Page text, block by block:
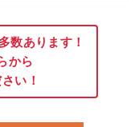
数あります！
から
い！